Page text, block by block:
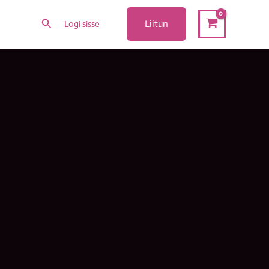
SearchLogi sisse Liitun